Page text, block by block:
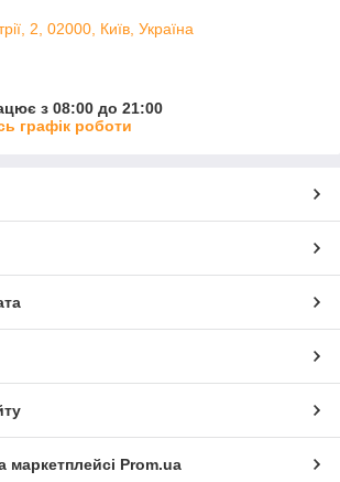
2, 02000, Київ, Україна
з 08:00 до 21:00
графік роботи
маркетплейсі Prom.ua